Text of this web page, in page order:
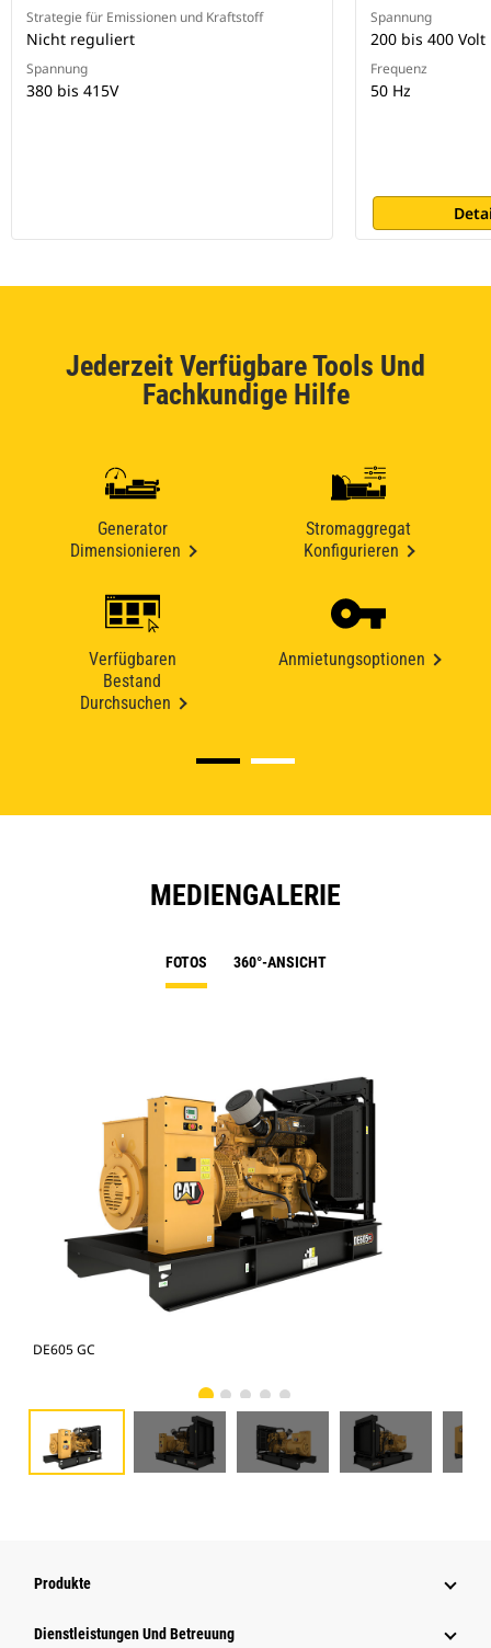
Strategie für Emissionen und Kraftstoff
Nicht reguliert
Spannung
380 bis 415V
Spannung
200 bis 400 Volt
Frequenz
50 Hz
Jederzeit Verfügbare Tools Und
Fachkundige Hilfe
Generator
Dimensionieren
Stromaggregat
Konfigurieren
Verfügbaren
Bestand
Durchsuchen
Anmietungsoptionen
MEDIENGALERIE
FOTOS 360°-ANSICHT
DE605 GC
Produkte
Dienstleistungen Und Betreuung